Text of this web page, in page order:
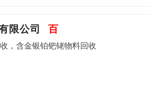
限公司 百
，含金银铂钯铑物料回收